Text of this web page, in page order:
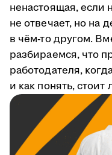
ненастоящая, если
не отвечает, но на
в чём-то другом.
разбираемся, что
работодателя,
и как понять,